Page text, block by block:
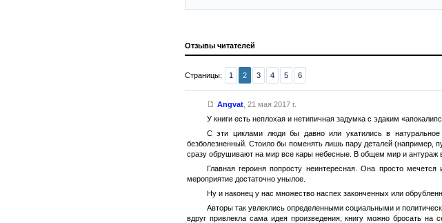
Отзывы читателей
Страницы: 1 2 3 4 5 6
Angvat, 21 мая 2017 г.
У книги есть неплохая и нетипичная задумка с эдаким
С эти циклами люди бы давно или укатились в
безболезненный. Стоило бы поменять лишь пару деталей (например,
сразу обрушивают на мир все кары небесные. В общем мир и
Главная героиня попросту неинтересная. Она просто
мероприятие достаточно унылое.
Ну и наконец у нас множество наспех законченных или
Авторы так увлеклись определенными социальными и
вдруг привлекла сама идея произведения, книгу можно бросать на